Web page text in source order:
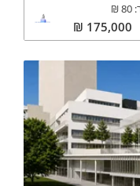
80
₪
175,000
₪